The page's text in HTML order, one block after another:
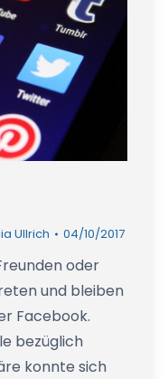
Ullrich 04/10/2017
oder
und bleiben
Facebook.
bezüglich
konnte sich